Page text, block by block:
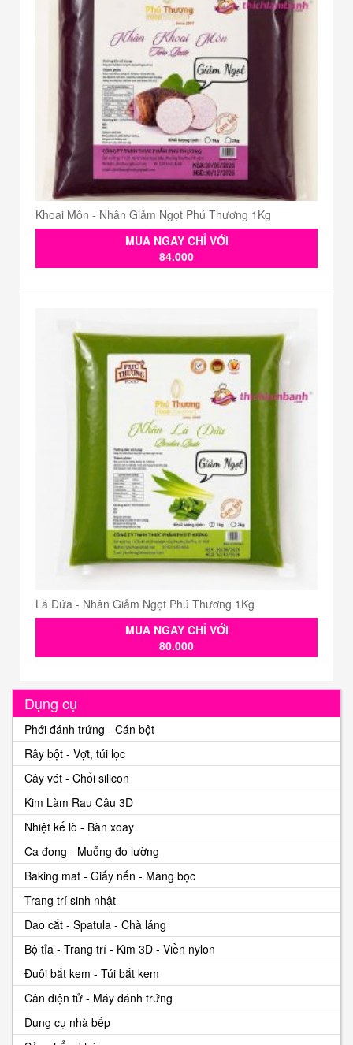
Khoai Môn - Nhân Giảm Ngọt Phú Thương 1Kg
MUA NGAY CHỈ VỚI
84.000
Lá Dứa - Nhân Giảm Ngọt Phú Thương 1Kg
MUA NGAY CHỈ VỚI
80.000
Dụng cụ
Phới đánh trứng - Cán bột
Rây bột - Vợt, túi lọc
Cây vét - Chổi silicon
Kim Làm Rau Câu 3D
Nhiệt kế lò - Bàn xoay
Ca đong - Muỗng đo lường
Baking mat - Giấy nến - Màng bọc
Trang trí sinh nhật
Dao cắt - Spatula - Chà láng
Bộ tỉa - Trang trí - Kim 3D - Viền nylon
Đuôi bắt kem - Túi bắt kem
Cân điện tử - Máy đánh trứng
Dụng cụ nhà bếp